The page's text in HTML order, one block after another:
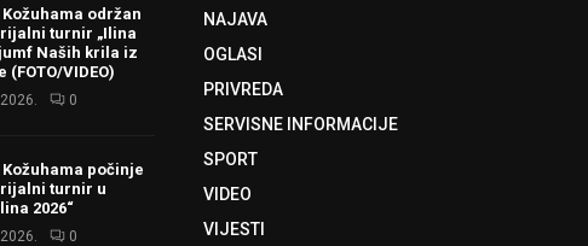
Kožuhama održan
turnir „Ilina
Naših krila iz
(FOTO/VIDEO)
0
Kožuhama počinje
turnir u
2026“
0
NAJAVA
OGLASI
PRIVREDA
SERVISNE INFORMACIJE
SPORT
VIDEO
VIJESTI